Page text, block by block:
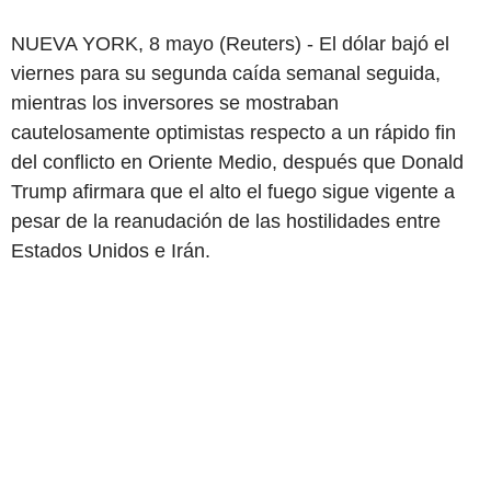
NUEVA YORK, 8 mayo (Reuters) - El dólar bajó el
viernes para su segunda caída semanal seguida,
mientras los inversores se mostraban
cautelosamente optimistas respecto a un rápido fin
del conflicto en Oriente Medio, después que Donald
Trump afirmara que el alto el fuego sigue vigente a
pesar de la reanudación de las hostilidades entre
Estados Unidos e Irán.